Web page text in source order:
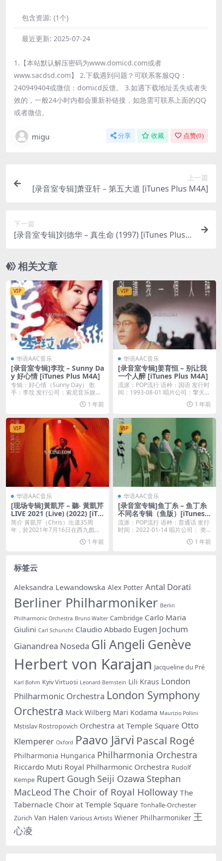
包含资源: (1个)
最近更新: 2025-07-24
1.【本站默认解压密码为www.domicd.com或者
www.sacdsd.com】 2.下载遇到问题？可联系客服QQ：
240949404或微信：domicd反馈。 3.如遇下载地址丢失或者失
效的，一般24小时内都会重新补链接，如急需可联系上面的QQ
或者微信。
migu 分享 收藏 点赞(0)
上一篇
[录音室专辑]萧亚轩 – 第五大道 [iTunes Plus M4A]
下一篇
[录音室专辑]刘德华 – 真生命 (1997) [iTunes Plus
相关文章
VIP
华语AAC音乐
[录音室专辑]李玟 – Sunny Da
y 好心情 [iTunes Plus M4A]
专辑：好心情（Sunny Day） 歌
手：李玟 发行公司：索尼音乐娱乐
1 年前
VIP
华语AAC音乐
[录音室专辑]姜育恒 – 别让我
一个人醉 [iTunes Plus M4A]
流派：POP流行 语种：国语 发行时
间：1993-08-01 唱片公司：擎天娱
1 年前
VIP
华语AAC音乐
[现场专辑]黃凱芹 – 聽‧ 黃凱芹
LIVE 2021 (Live) (2022) [iTu
nes Plus M4A]
简介 黃凱芹（Chris）出道35周
年，於2021年7月16日在西九戲曲
1 年前
VIP
华语AAC音乐
[录音室专辑]鱼丁糸 – 鱼丁糸
不同名专辑（鱼版）[iTunes P
lus M4A]
流派：POP流行 语种：普通话 发行
时间：2022-01-14 唱片公司： 类
1 年前
标签云
Aleksandra Lewandowska Alex Potter Antal Dorati
Berliner Philharmoniker Berlin
Philharmonic Orchestra Bruno Walter Cambridge Carlo Maria
Giulini Carl Schuricht Claudio Abbado Eugen Jochum
Gianandrea Noseda Gli Angeli Genève
Herbert von Karajan Jacqueline du Pré
Karl Bohm Kyiv Virtuosi Leonard Bernstein Lili Kraus London
Philharmonic Orchestra London Symphony
Orchestra Mack Wilberg Mari Kodama Maurizio Pollini
Mstislav Rostropovich Orchestra at Temple Square Otto
Klemperer Oxford Paavo Järvi Pascal Rogé
Philharmonia Hungarica Philharmonia Orchestra
Riccardo Muti Royal Philharmonic Orchestra Rudolf
Kempe Rupert Gough Seiji Ozawa Stephan
MacLeod The Choir of Royal Holloway The
Tabernacle Choir at Temple Square Tonhalle-Orchester
Zürich Van Halen Various Artists Wiener Philharmoniker 王
心凌